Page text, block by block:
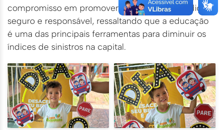
compromisso em promover um trânsito mais digno,
seguro e responsável, ressaltando que a educação
é uma das principais ferramentas para diminuir os
índices de sinistros na capital.